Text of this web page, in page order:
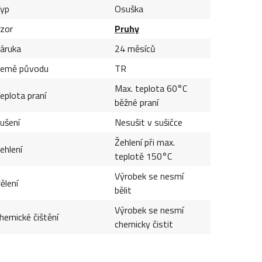
Osuška
Pruhy
24 měsíců
původu
TR
praní
Max. teplota 60°C
běžné praní
Nesušit v sušičce
Žehlení při max.
teplotě 150°C
Výrobek se nesmí
bělit
čištění
Výrobek se nesmí
chemicky čistit